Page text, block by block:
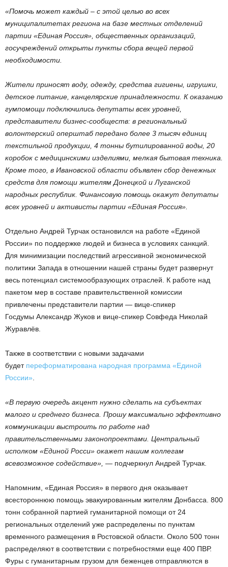
«Помочь может каждый – с этой целью во всех
муниципалитетах региона на базе местных отделений
партии «Единая Россия», общественных организаций,
госучреждений открыты пункты сбора вещей первой
необходимости.
Жители приносят воду, одежду, средства гигиены, игрушки,
детское питание, канцелярские принадлежности. К оказанию
гумпомощи подключились депутаты всех уровней,
представители бизнес-сообществ: в региональный
волонтерский оперштаб передано более 3 тысяч единиц
текстильной продукции, 4 тонны бутилированной воды, 20
коробок с медицинскими изделиями, мелкая бытовая техника.
Кроме того, в Ивановской области объявлен сбор денежных
средств для помощи жителям Донецкой и Луганской
народных республик. Финансовую помощь окажут депутаты
всех уровней и активисты партии «Единая Россия».
Отдельно Андрей Турчак остановился на работе «Единой
России» по поддержке людей и бизнеса в условиях санкций.
Для минимизации последствий агрессивной экономической
политики Запада в отношении нашей страны будет развернут
весь потенциал системообразующих отраслей. К работе над
пакетом мер в составе правительственной комиссии
привлечены представители партии — вице-спикер
Госдумы Александр Жуков и вице-спикер Совфеда Николай
Журавлёв.
Также в соответствии с новыми задачами
будет переформатирована народная программа «Единой
России»
«В первую очередь акцент нужно сделать на субъектах
малого и среднего бизнеса. Прошу максимально эффективно
коммуникации выстроить по работе над
правительственными законопроектами. Центральный
исполком «Единой Росси» окажет нашим коллегам
всевозможное содействие», — подчеркнул Андрей Турчак.
Напомним, «Единая Россия» в первого дня оказывает
всестороннюю помощь эвакуированным жителям Донбасса. 800
тонн собранной партией гуманитарной помощи от 24
региональных отделений уже распределены по пунктам
временного размещения в Ростовской области. Около 500 тонн
распределяют в соответствии с потребностями еще 400 ПВР.
Фуры с гуманитарным грузом для беженцев отправляются в